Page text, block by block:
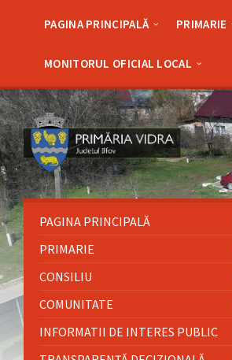
PAGINA PRINCIPALĂ PRIMARIE
MONITORUL OFICIAL LOCAL
PAGINA PRINCIPALĂ
PRIMARIE
CONSILIU
COMUNITATE
INFORMATII DE INTERES PUBLIC